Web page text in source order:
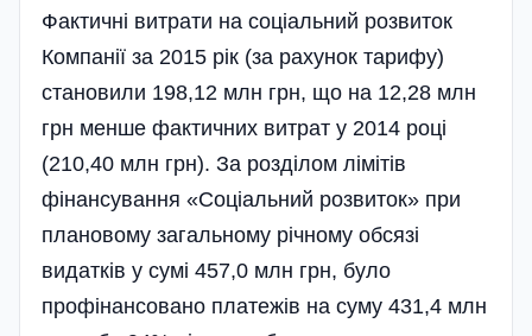
Фактичні витрати на соціальний розвиток
Компанії за 2015 рік (за рахунок тарифу)
становили 198,12 млн грн, що на 12,28 млн
грн менше фактичних витрат у 2014 році
(210,40 млн грн). За розділом лімітів
фінансування «Соці­альний розвиток» при
плановому загальному річному обсязі
видатків у сумі 457,0 млн грн, було
профінансовано платежів на суму 431,4 млн